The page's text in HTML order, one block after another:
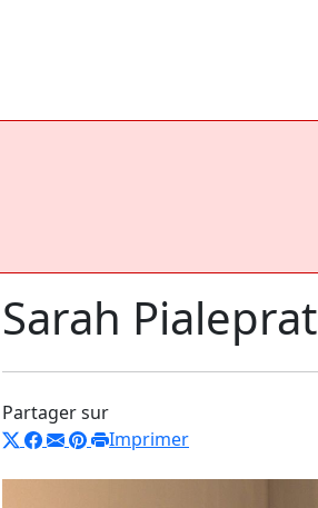
Sarah Pialeprat
Partager sur
Imprimer